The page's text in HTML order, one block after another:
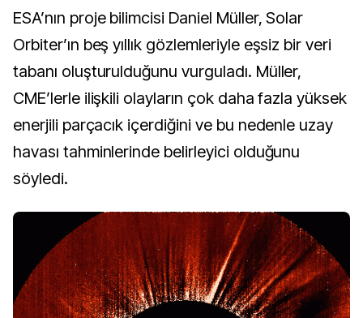
ESA’nın proje bilimcisi Daniel Müller, Solar
Orbiter’ın beş yıllık gözlemleriyle eşsiz bir veri
tabanı oluşturulduğunu vurguladı. Müller,
CME’lerle ilişkili olayların çok daha fazla yüksek
enerjili parçacık içerdiğini ve bu nedenle uzay
havası tahminlerinde belirleyici olduğunu
söyledi.